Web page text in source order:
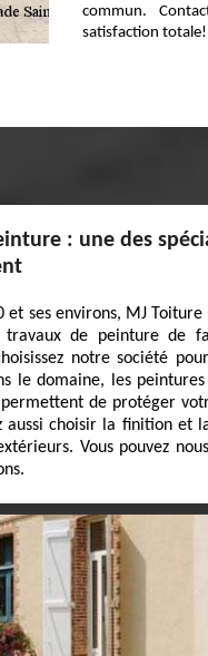
commun.
satisfaction totale!
: une des
et ses environs, MJ
travaux de peinture de
notre société
le domaine, les
de protéger
aussi choisir la finition et
Vous pouvez